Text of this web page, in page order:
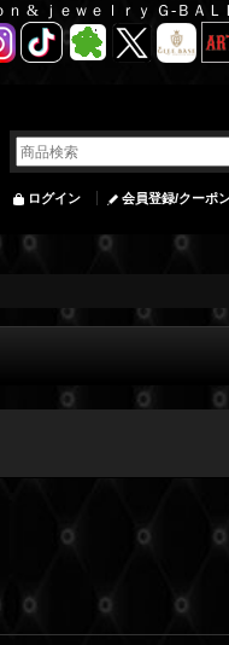
& ｊｅｗｅｌｒｙ Ｇ-ＢＡ
ログイン 会員登録/クーポ